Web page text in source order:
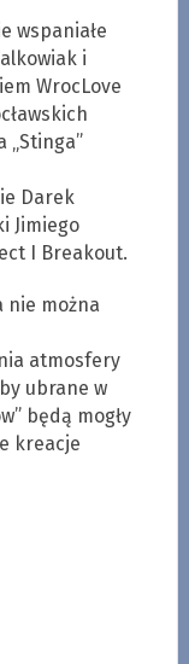
wspaniałe
i
WrocLove
„Stinga”
Darek
Jimiego
I Breakout.
nie można
atmosfery
ubrane w
będą mogły
kreacje